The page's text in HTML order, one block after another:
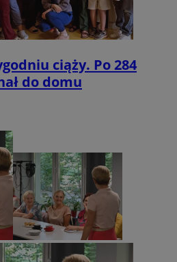
ciąży. Po 284
do domu